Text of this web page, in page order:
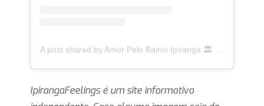
IpirangaFeelings é um site informativo